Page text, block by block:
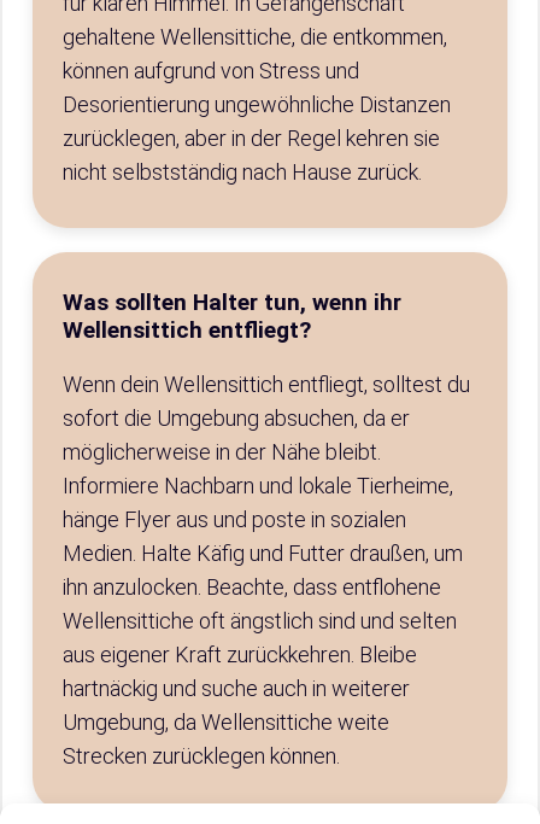
gehaltene Wellensittiche, die entkommen,
können aufgrund von Stress und
Desorientierung ungewöhnliche Distanzen
zurücklegen, aber in der Regel kehren sie
nicht selbstständig nach Hause zurück.
Was sollten Halter tun, wenn ihr
Wellensittich entfliegt?
Wenn dein Wellensittich entfliegt, solltest du
sofort die Umgebung absuchen, da er
möglicherweise in der Nähe bleibt.
Informiere Nachbarn und lokale Tierheime,
hänge Flyer aus und poste in sozialen
Medien. Halte Käfig und Futter draußen, um
ihn anzulocken. Beachte, dass entflohene
Wellensittiche oft ängstlich sind und selten
aus eigener Kraft zurückkehren. Bleibe
hartnäckig und suche auch in weiterer
Umgebung, da Wellensittiche weite
Strecken zurücklegen können.